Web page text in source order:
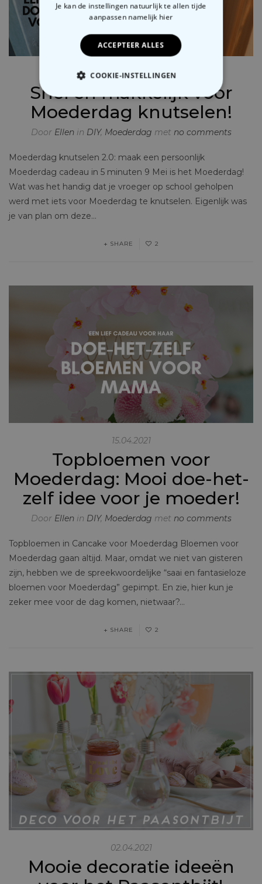
23.04.2021
Snel en makkelijk voor
Moederdag knutselen!
Door Ellenin DIY, Moederdag met no comments
Moederdag knutselen 2.0: maak een persoonlijk
Moederdag cadeau in 5 minuten 9 Mei is het Moederdag!
Wat was het handig dat je vroeger op school geholpen
werd met iets voor Moederdag te knutselen. Eigenlijk was
je van plan om deze…
SHARE 2
15.04.2021
Topbloemen voor
Moederdag: Mooi doe-het-
zelf idee voor je moeder!
Door Ellenin DIY, Moederdag met no comments
Topbloemen in Cancake voor Moederdag Bloemen voor
Moederdag gaan altijd. Maar, omdat we niet van gisteren
zijn, hebben we de spreekwoordelijke “saai en fantasieloze
bloemen voor Moederdag” gepimpt. En zie, hier kun je
zeker mee voor de dag komen, nietwaar?…
SHARE 2
02.04.2021
Mooie decoratie ideeën
Je kan de instellingen natuurlijk te allen tijde
aanpassen namelijk hier
ACCEPTEER ALLES
COOKIE-INSTELLINGEN
NOODZAKELIJK
PERFORMANCE
MARKETING OVERIGE